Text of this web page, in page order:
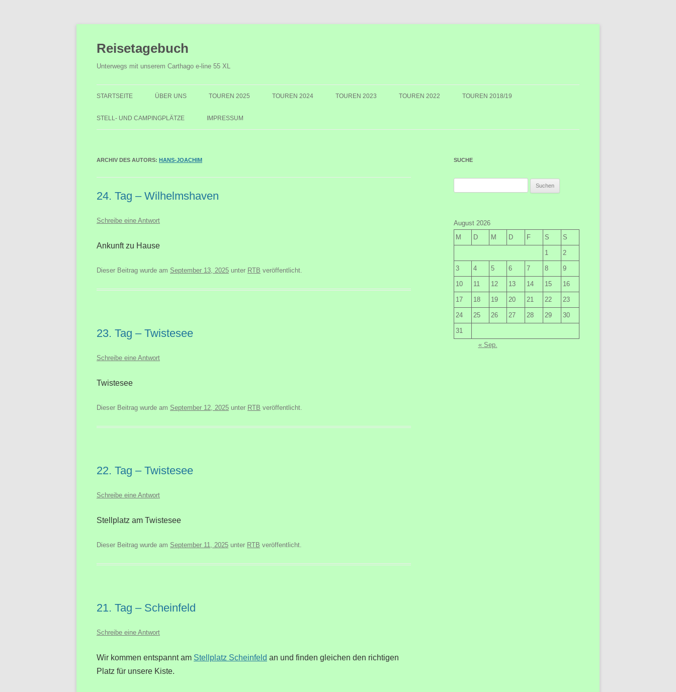
Inhalt
springen
Reisetagebuch
Unterwegs mit unserem Carthago e-line 55 XL
STARTSEITE ÜBER UNS TOUREN 2025 TOUREN 2024 TOUREN 2023 TOUREN 2022 TOUREN 2018/19
STELL- UND CAMPINGPLÄTZE IMPRESSUM
ARCHIV DES AUTORS: HANS-JOACHIM
24. Tag – Wilhelmshaven
Schreibe eine Antwort
Ankunft zu Hause
Dieser Beitrag wurde am September 13, 2025 unter RTB veröffentlicht.
23. Tag – Twistesee
Schreibe eine Antwort
Twistesee
Dieser Beitrag wurde am September 12, 2025 unter RTB veröffentlicht.
22. Tag – Twistesee
Schreibe eine Antwort
Stellplatz am Twistesee
Dieser Beitrag wurde am September 11, 2025 unter RTB veröffentlicht.
21. Tag – Scheinfeld
Schreibe eine Antwort
Wir kommen entspannt am Stellplatz Scheinfeld an und finden gleichen den richtigen
Platz für unsere Kiste.
SUCHE
August 2026
M
D M D F S S
1 2
3 4 5 6 7 8 9
10 11 12 13 14 15 16
17 18 19 20 21 22 23
24 25 26 27 28 29 30
31
« Sep.